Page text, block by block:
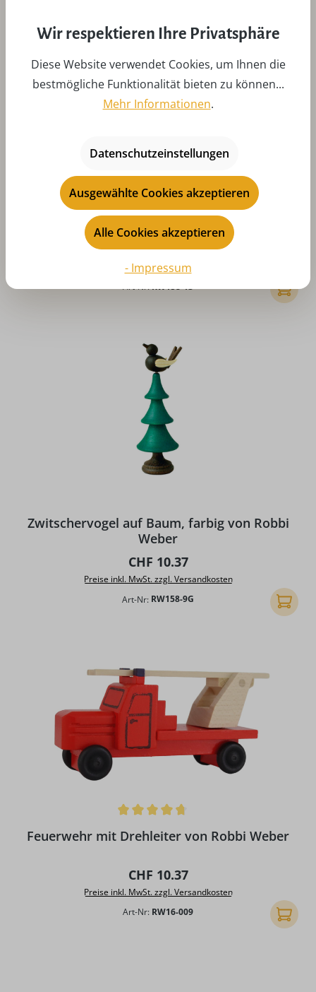
Geschicklichkeitsspiel Hui - Hui, farbig von
Robbi Weber
Regulärer Preis:
CHF 6.60
Preise inkl. MwSt. zzgl. Versandkosten
Art-Nr:RW158-13 In den
Zwitschervogel auf Baum, farbig von Robbi
Weber
Regulärer Preis:
CHF 10.37
Preise inkl. MwSt. zzgl. Versandkosten
Art-Nr: RW158-9G In den
Feuerwehr mit Drehleiter von Robbi Weber
Regulärer Preis:
CHF 10.37
Preise inkl. MwSt. zzgl. Versandkosten
Art-Nr: RW16-009 In den
Wir respektieren Ihre Privatsphäre
Diese Website verwendet Cookies, um Ihnen die
bestmögliche Funktionalität bieten zu können...
Mehr Informationen.
Datenschutzeinstellungen
Ausgewählte Cookies akzeptieren
Alle Cookies akzeptieren
- Impressum